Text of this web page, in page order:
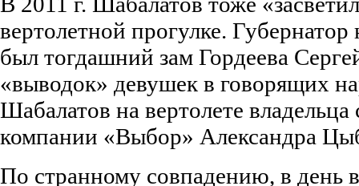
вертолетной прогулке.
был тогдашний зам Гордеева
«выводок» девушек в говорящих
Шабалатов на вертолете владельца
компании «Выбор» Александра
По странному совпадению, в день